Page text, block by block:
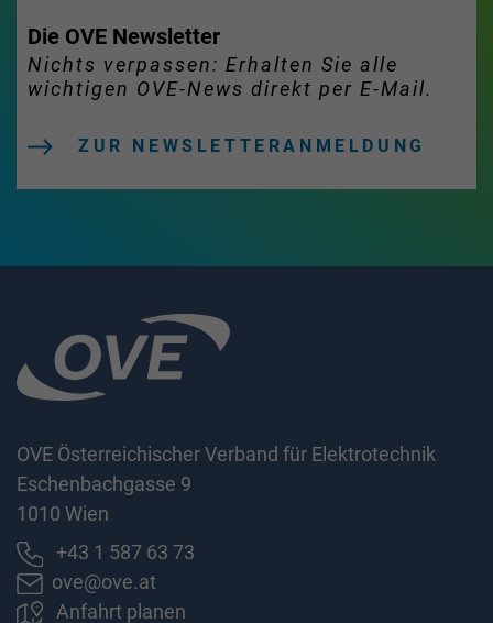
Die OVE Newsletter
Nichts verpassen: Erhalten Sie alle
wichtigen OVE-News direkt per E-Mail.
ZUR NEWSLETTERANMELDUNG
OVE Österreichischer Verband für Elektrotechnik
Eschenbachgasse 9
1010 Wien
+43 1 587 63 73
ove@ove.at
Anfahrt planen